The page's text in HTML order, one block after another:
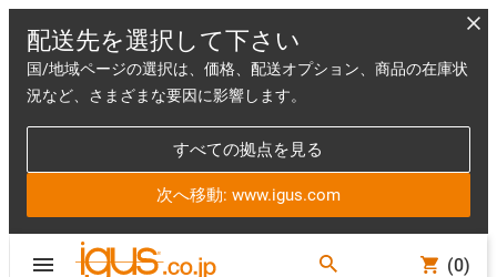
配送先を選択して下さい
国/地域ページの選択は、価格、配送オプション、商品の在庫状
況など、さまざまな要因に影響します。
すべての拠点を見る
次へ移動: www.igus.com
(0)